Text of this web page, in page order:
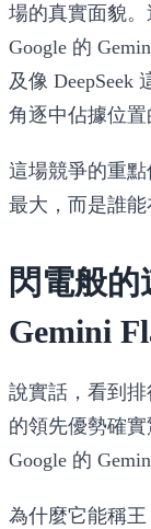
場的真實面貌
Google 的
及像 DeepSeek
角逐中佔據位置
這場競爭的重
最大，而是誰能
閃電般的
Gemini
說實話，看到
的領先優勢確實
Google 的
為什麼它能稱王